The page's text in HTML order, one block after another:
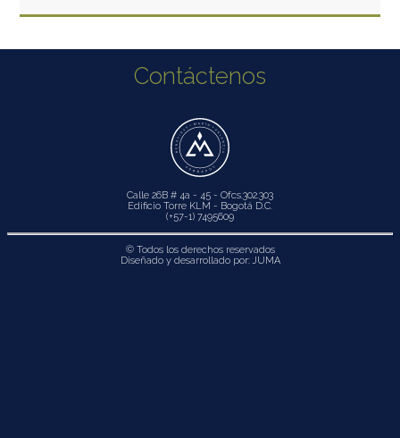
Contáctenos
Calle 26B # 4a - 45 - Ofcs.302.303
Edificio Torre KLM - Bogotá D.C.
(+57-1) 7495609
© Todos los derechos reservados
Diseñado y desarrollado por:JUMA